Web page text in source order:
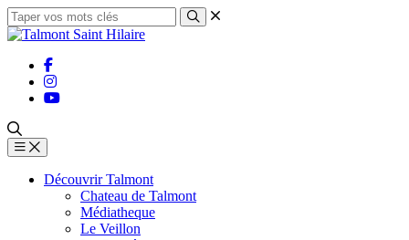
Découvrir Talmont
Chateau de Talmont
Médiatheque
Le Veillon